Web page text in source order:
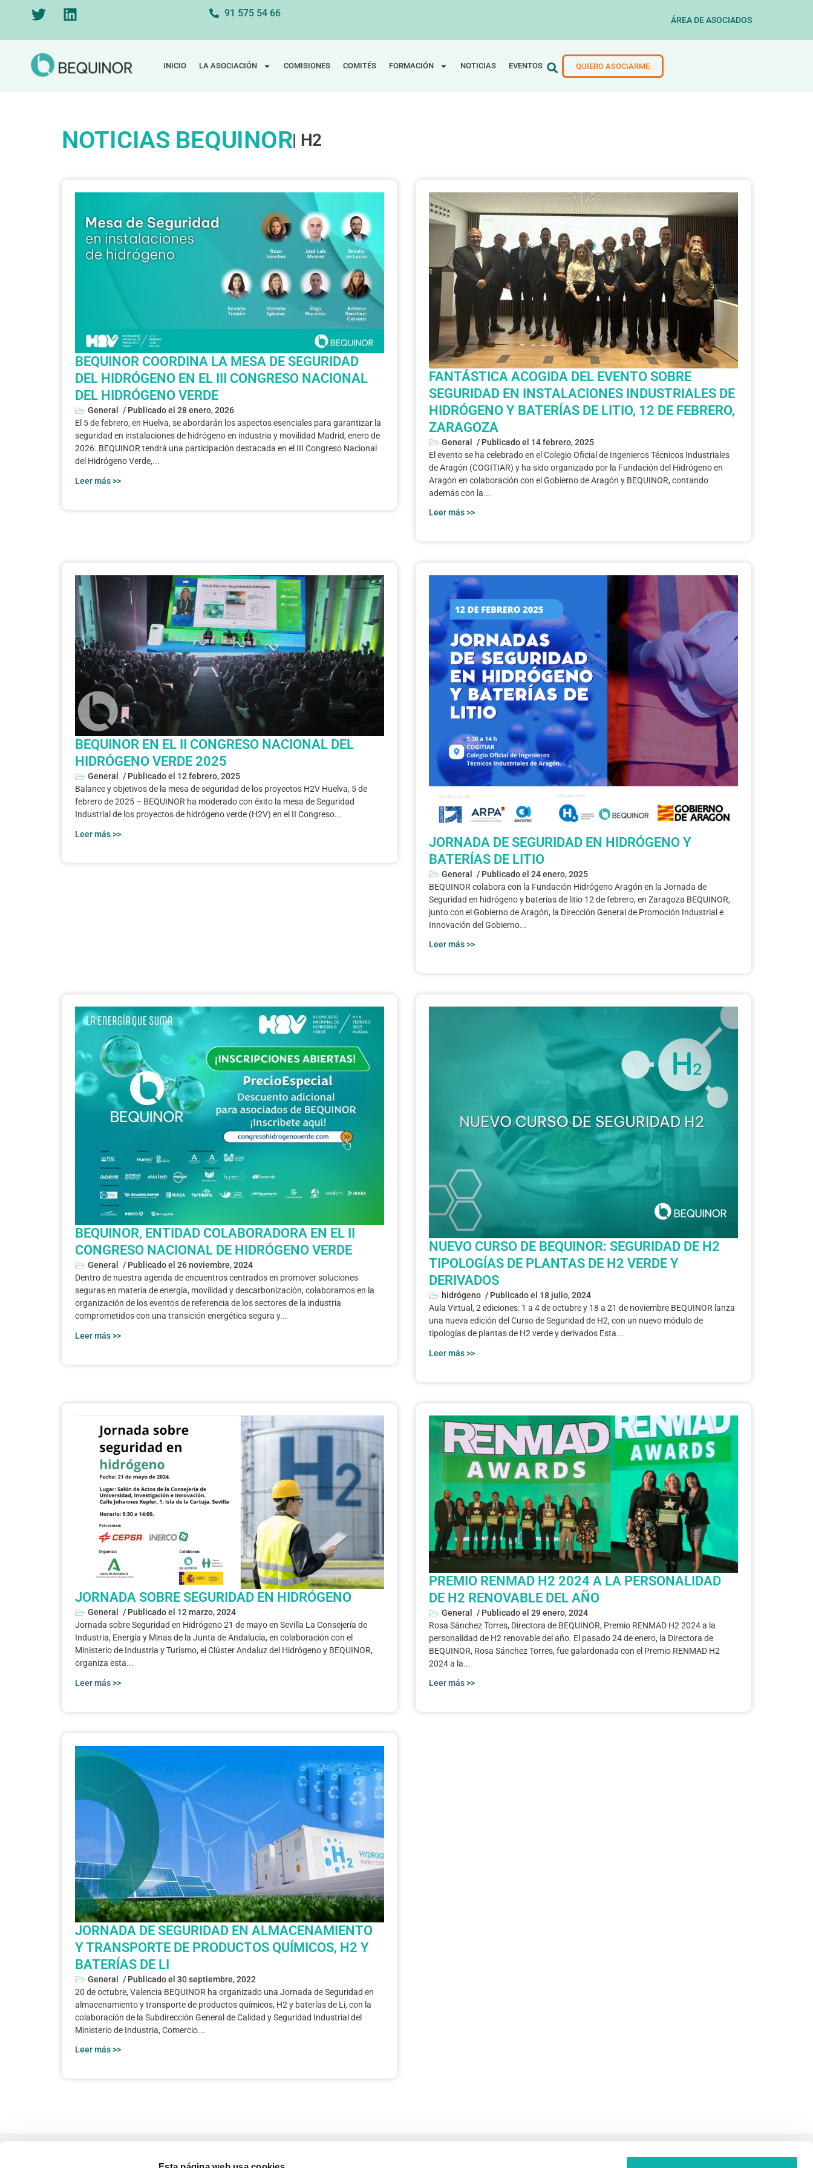
91 575 54 66
ÁREA DE ASOCIADOS
INICIO LA ASOCIACIÓN COMISIONES COMITÉS FORMACIÓN NOTICIAS EVENTOS QUIERO ASOCIARME
NOTICIAS BEQUINOR| H2
BEQUINOR COORDINA LA MESA DE SEGURIDAD
DEL HIDRÓGENO EN EL III CONGRESO NACIONAL
DEL HIDRÓGENO VERDE
General / Publicado el 28 enero, 2026
El 5 de febrero, en Huelva, se abordarán los aspectos esenciales para garantizar la
seguridad en instalaciones de hidrógeno en industria y movilidad Madrid, enero de
2026. BEQUINOR tendrá una participación destacada en el III Congreso Nacional
del Hidrógeno Verde,...
Leer más >>
FANTÁSTICA ACOGIDA DEL EVENTO SOBRE
SEGURIDAD EN INSTALACIONES INDUSTRIALES DE
HIDRÓGENO Y BATERÍAS DE LITIO, 12 DE FEBRERO,
ZARAGOZA
General / Publicado el 14 febrero, 2025
El evento se ha celebrado en el Colegio Oficial de Ingenieros Técnicos Industriales
de Aragón (COGITIAR) y ha sido organizado por la Fundación del Hidrógeno en
Aragón en colaboración con el Gobierno de Aragón y BEQUINOR, contando
además con la...
Leer más >>
BEQUINOR EN EL II CONGRESO NACIONAL DEL
HIDRÓGENO VERDE 2025
General / Publicado el 12 febrero, 2025
Balance y objetivos de la mesa de seguridad de los proyectos H2V Huelva, 5 de
febrero de 2025 – BEQUINOR ha moderado con éxito la mesa de Seguridad
Industrial de los proyectos de hidrógeno verde (H2V) en el II Congreso...
Leer más >>
JORNADA DE SEGURIDAD EN HIDRÓGENO Y
BATERÍAS DE LITIO
General / Publicado el 24 enero, 2025
BEQUINOR colabora con la Fundación Hidrógeno Aragón en la Jornada de
Seguridad en hidrógeno y baterías de litio 12 de febrero, en Zaragoza BEQUINOR,
junto con el Gobierno de Aragón, la Dirección General de Promoción Industrial e
Innovación del Gobierno...
Leer más >>
BEQUINOR, ENTIDAD COLABORADORA EN EL II
CONGRESO NACIONAL DE HIDRÓGENO VERDE
General / Publicado el 26 noviembre, 2024
Dentro de nuestra agenda de encuentros centrados en promover soluciones
seguras en materia de energía, movilidad y descarbonización, colaboramos en la
organización de los eventos de referencia de los sectores de la industria
comprometidos con una transición energética segura y...
Leer más >>
NUEVO CURSO DE BEQUINOR: SEGURIDAD DE H2
TIPOLOGÍAS DE PLANTAS DE H2 VERDE Y
DERIVADOS
hidrógeno / Publicado el 18 julio, 2024
Aula Virtual, 2 ediciones: 1 a 4 de octubre y 18 a 21 de noviembre BEQUINOR lanza
una nueva edición del Curso de Seguridad de H2, con un nuevo módulo de
tipologías de plantas de H2 verde y derivados Esta...
Leer más >>
JORNADA SOBRE SEGURIDAD EN HIDRÓGENO
General / Publicado el 12 marzo, 2024
Jornada sobre Seguridad en Hidrógeno 21 de mayo en Sevilla La Consejería de
Industria, Energía y Minas de la Junta de Andalucía, en colaboración con el
Ministerio de Industria y Turismo, el Clúster Andaluz del Hidrógeno y BEQUINOR,
organiza esta...
Leer más >>
PREMIO RENMAD H2 2024 A LA PERSONALIDAD
DE H2 RENOVABLE DEL AÑO
General / Publicado el 29 enero, 2024
Rosa Sánchez Torres, Directora de BEQUINOR, Premio RENMAD H2 2024 a la
personalidad de H2 renovable del año. El pasado 24 de enero, la Directora de
BEQUINOR, Rosa Sánchez Torres, fue galardonada con el Premio RENMAD H2
2024 a la...
Leer más >>
JORNADA DE SEGURIDAD EN ALMACENAMIENTO
Y TRANSPORTE DE PRODUCTOS QUÍMICOS, H2 Y
BATERÍAS DE LI
General / Publicado el 30 septiembre, 2022
20 de octubre, Valencia BEQUINOR ha organizado una Jornada de Seguridad en
almacenamiento y transporte de productos químicos, H2 y baterías de Li, con la
colaboración de la Subdirección General de Calidad y Seguridad Industrial del
Ministerio de Industria, Comercio...
Leer más >>